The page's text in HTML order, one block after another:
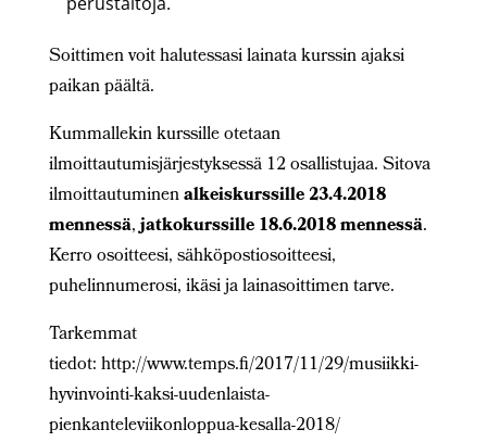
Soittimen voit halutessasi lainata kurssin ajaksi
paikan päältä.
Kummallekin kurssille otetaan
ilmoittautumisjärjestyksessä 12 osallistujaa. Sitova
ilmoittautuminenalkeiskurssille 23.4.2018
mennessä,jatkokurssille 18.6.2018 mennessä.
Kerro osoitteesi, sähköpostiosoitteesi,
puhelinnumerosi, ikäsi ja lainasoittimen tarve.
Tarkemmat
tiedot: http://www.temps.fi/2017/11/29/musiikki-
hyvinvointi-kaksi-uudenlaista-
pienkanteleviikonloppua-kesalla-2018/